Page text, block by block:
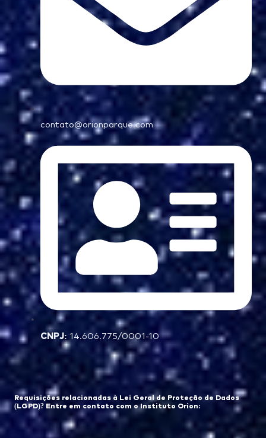
contato@orionparque.com
CNPJ: 14.606.775/0001-10
Requisições relacionadas à Lei Geral de Proteção de Dados
(LGPD)? Entre em contato com o Instituto Orion: